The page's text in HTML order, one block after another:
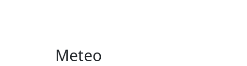
Meteo